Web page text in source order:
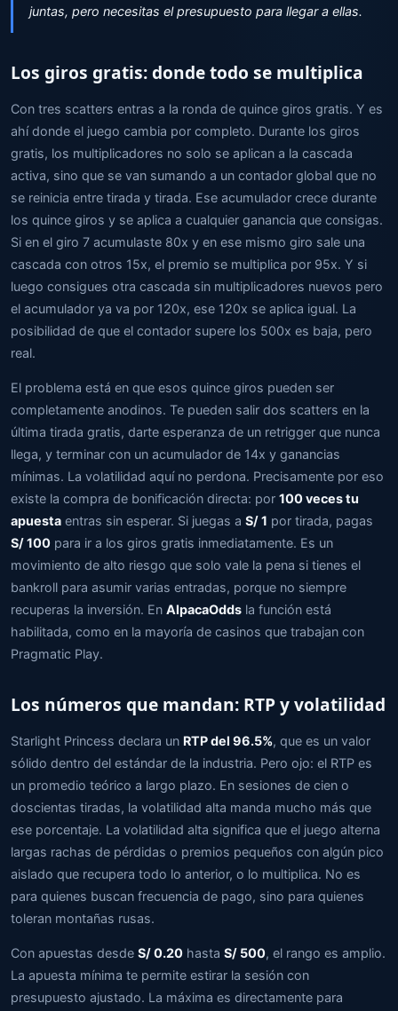
juntas, pero necesitas el presupuesto para llegar a ellas.
Los giros gratis: donde todo se multiplica
Con tres scatters entras a la ronda de quince giros gratis. Y es
ahí donde el juego cambia por completo. Durante los giros
gratis, los multiplicadores no solo se aplican a la cascada
activa, sino que se van sumando a un contador global que no
se reinicia entre tirada y tirada. Ese acumulador crece durante
los quince giros y se aplica a cualquier ganancia que consigas.
Si en el giro 7 acumulaste 80x y en ese mismo giro sale una
cascada con otros 15x, el premio se multiplica por 95x. Y si
luego consigues otra cascada sin multiplicadores nuevos pero
el acumulador ya va por 120x, ese 120x se aplica igual. La
posibilidad de que el contador supere los 500x es baja, pero
real.
El problema está en que esos quince giros pueden ser
completamente anodinos. Te pueden salir dos scatters en la
última tirada gratis, darte esperanza de un retrigger que nunca
llega, y terminar con un acumulador de 14x y ganancias
mínimas. La volatilidad aquí no perdona. Precisamente por eso
existe la compra de bonificación directa: por 100 veces tu
apuesta entras sin esperar. Si juegas a S/ 1 por tirada, pagas
S/ 100 para ir a los giros gratis inmediatamente. Es un
movimiento de alto riesgo que solo vale la pena si tienes el
bankroll para asumir varias entradas, porque no siempre
recuperas la inversión. En AlpacaOdds la función está
habilitada, como en la mayoría de casinos que trabajan con
Pragmatic Play.
Los números que mandan: RTP y volatilidad
Starlight Princess declara un RTP del 96.5%, que es un valor
sólido dentro del estándar de la industria. Pero ojo: el RTP es
un promedio teórico a largo plazo. En sesiones de cien o
doscientas tiradas, la volatilidad alta manda mucho más que
ese porcentaje. La volatilidad alta significa que el juego alterna
largas rachas de pérdidas o premios pequeños con algún pico
aislado que recupera todo lo anterior, o lo multiplica. No es
para quienes buscan frecuencia de pago, sino para quienes
toleran montañas rusas.
Con apuestas desde S/ 0.20 hasta S/ 500, el rango es amplio.
La apuesta mínima te permite estirar la sesión con
presupuesto ajustado. La máxima es directamente para